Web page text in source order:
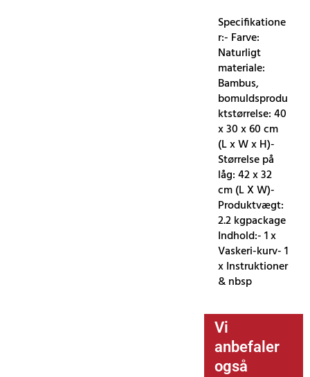
Specifikatione
r:- Farve:
Naturligt
materiale:
Bambus,
bomuldsprodu
ktstørrelse: 40
x 30 x 60 cm
(L x W x H)-
Størrelse på
låg: 42 x 32
cm (L X W)-
Produktvægt:
2.2 kgpackage
Indhold:- 1 x
Vaskeri-kurv- 1
x Instruktioner
& nbsp
Vi
anbefaler
også